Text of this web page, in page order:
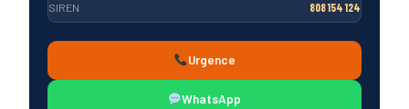
SIREN 808 154 124
Urgence
WhatsApp